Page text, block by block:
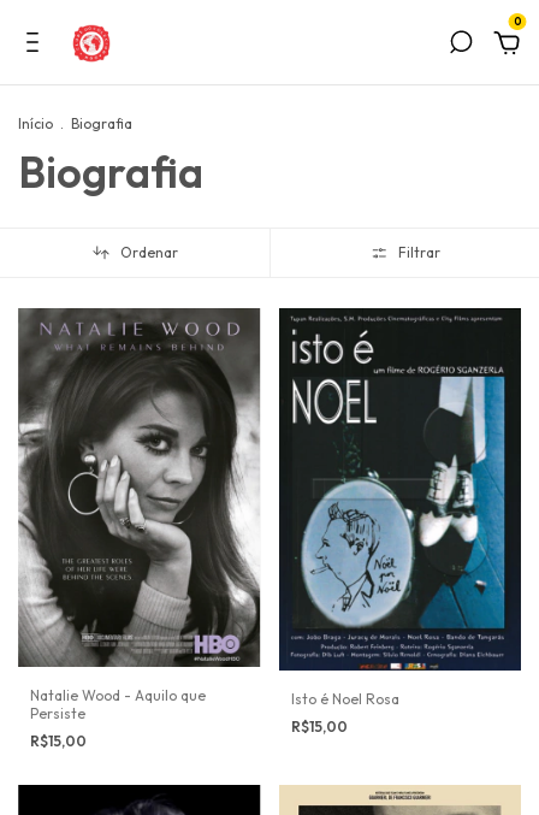
0
Início . Biografia
Biografia
Ordenar Filtrar
Natalie Wood - Aquilo que
Persiste
R$15,00
Isto é Noel Rosa
R$15,00